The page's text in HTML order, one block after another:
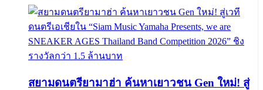
สยามดนตรียามาฮ่า ค้นหาเยาวชน Gen ใหม่! สู่